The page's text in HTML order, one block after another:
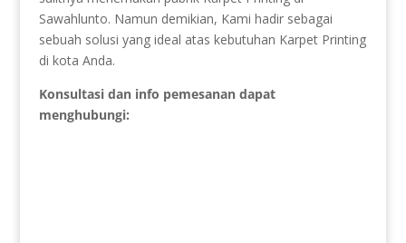
Sawahlunto. Namun demikian, Kami hadir sebagai
sebuah solusi yang ideal atas kebutuhan Karpet Printing
di kota Anda.
Konsultasi dan info pemesanan dapat
menghubungi: